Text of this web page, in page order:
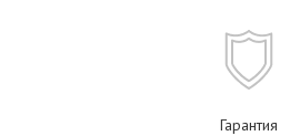
Гарантия